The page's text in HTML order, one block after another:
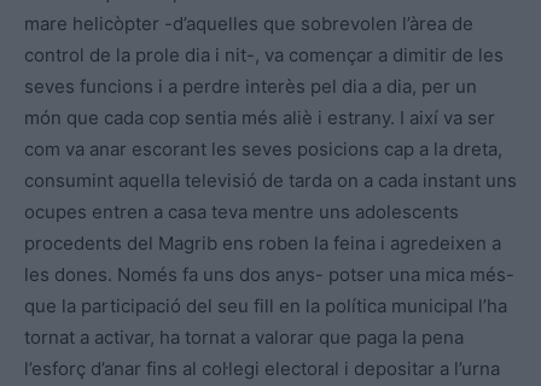
mare helicòpter -d’aquelles que sobrevolen l’àrea de
control de la prole dia i nit-, va començar a dimitir de les
seves funcions i a perdre interès pel dia a dia, per un
món que cada cop sentia més aliè i estrany. I així va ser
com va anar escorant les seves posicions cap a la dreta,
consumint aquella televisió de tarda on a cada instant uns
ocupes entren a casa teva mentre uns adolescents
procedents del Magrib ens roben la feina i agredeixen a
les dones. Només fa uns dos anys- potser una mica més-
que la participació del seu fill en la política municipal l’ha
tornat a activar, ha tornat a valorar que paga la pena
l’esforç d’anar fins al col·legi electoral i depositar a l’urna